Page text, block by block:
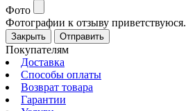
Фото
Фотографии к отзыву приветствуюся.
Закрыть Отправить
Покупателям
Доставка
Способы оплаты
Возврат товара
Гарантии